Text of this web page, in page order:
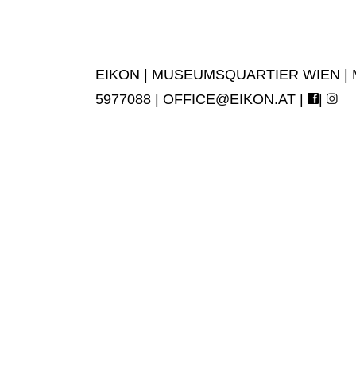
EIKON | MUSEUMSQUARTIER WIEN
5977088 | OFFICE@EIKON.AT | |